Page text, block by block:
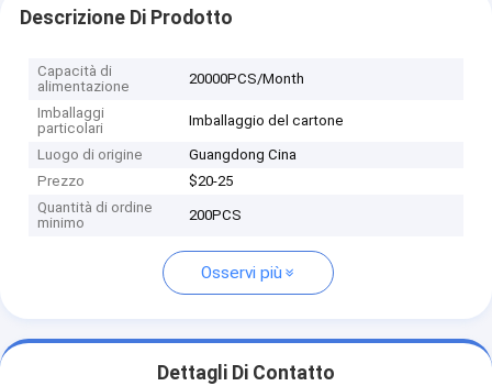
Descrizione Di Prodotto
Capacità di
alimentazione
20000PCS/Month
Imballaggi
particolari
Imballaggio del cartone
Luogo di origine
Guangdong Cina
Prezzo
$20-25
Quantità di ordine
minimo
200PCS
Osservi più
Dettagli Di Contatto